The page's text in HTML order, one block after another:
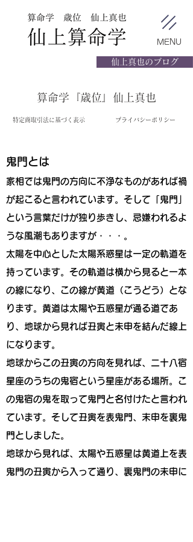
仙上真也のブログ
算命学『歳位』仙上真也
特定商取引法に基づく表示 プライバシーポリシー
MENU
鬼門とは
家相では鬼門の方向に不浄なものがあれば禍
が起こると言われています。そして「鬼門」
という言葉だけが独り歩きし、忌嫌われるよ
うな風潮もありますが・・・。
太陽を中心とした太陽系惑星は一定の軌道を
持っています。その軌道は横から見ると一本
の線になり、この線が黄道（こうどう）とな
ります。黄道は太陽や五惑星が通る道であ
り、地球から見れば丑寅と未申を結んだ線上
になります。
地球からこの丑寅の方向を見れば、二十八宿
星座のうちの鬼宿という星座がある場所。こ
の鬼宿の鬼を取って鬼門と名付けたと言われ
ています。そして丑寅を表鬼門、末申を裏鬼
門としました。
地球から見れば、太陽や五惑星は黄道上を表
鬼門の丑寅から入って通り、裏鬼門の未申に